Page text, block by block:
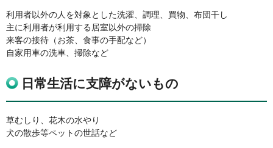
利用者以外の人を対象とした洗濯、調理、買物、布団干し
主に利用者が利用する居室以外の掃除
来客の接待（お茶、食事の手配など）
自家用車の洗車、掃除など
日常生活に支障がないもの
草むしり、花木の水やり
犬の散歩等ペットの世話など